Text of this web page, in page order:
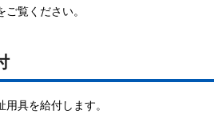
ご覧ください。
具を給付します。